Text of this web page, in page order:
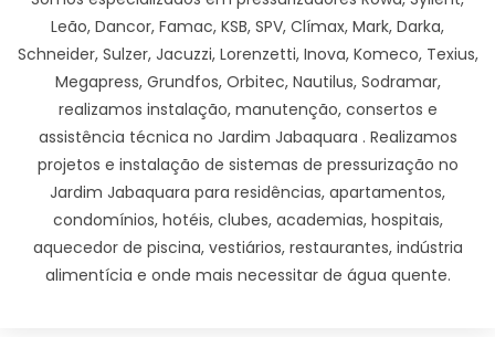
Leão, Dancor, Famac, KSB, SPV, Clímax, Mark, Darka,
Schneider, Sulzer, Jacuzzi, Lorenzetti, Inova, Komeco, Texius,
Megapress, Grundfos, Orbitec, Nautilus, Sodramar,
realizamos instalação, manutenção, consertos e
assistência técnica no Jardim Jabaquara . Realizamos
projetos e instalação de sistemas de pressurização no
Jardim Jabaquara para residências, apartamentos,
condomínios, hotéis, clubes, academias, hospitais,
aquecedor de piscina, vestiários, restaurantes, indústria
alimentícia e onde mais necessitar de água quente.